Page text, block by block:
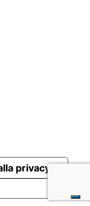
privacy